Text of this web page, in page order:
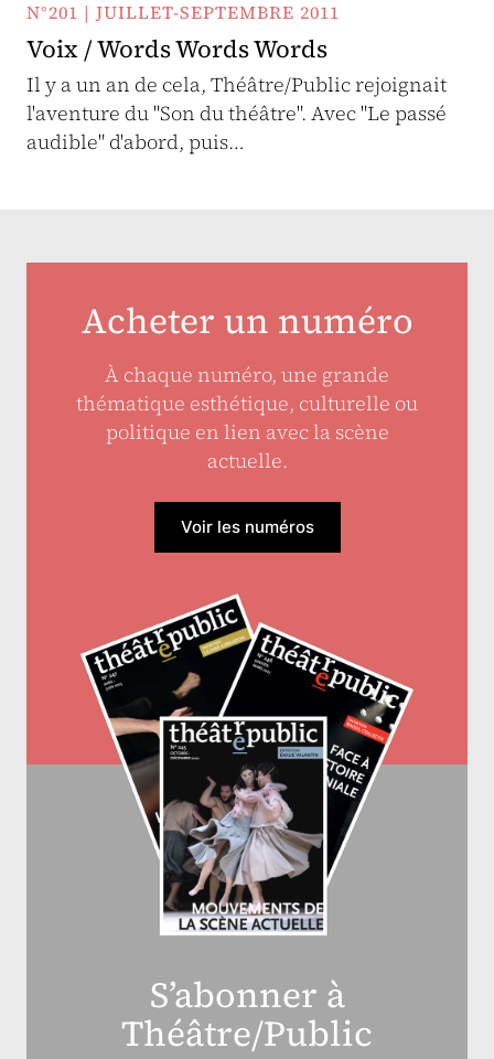
N°201 | JUILLET-SEPTEMBRE 2011
Voix / Words Words Words
Il y a un an de cela, Théâtre/Public rejoignait
l'aventure du "Son du théâtre". Avec "Le passé
audible" d'abord, puis…
Acheter un numéro
À chaque numéro, une grande
thématique esthétique, culturelle ou
politique en lien avec la scène
actuelle.
Voir les numéros
S’abonner à
Théâtre/Public